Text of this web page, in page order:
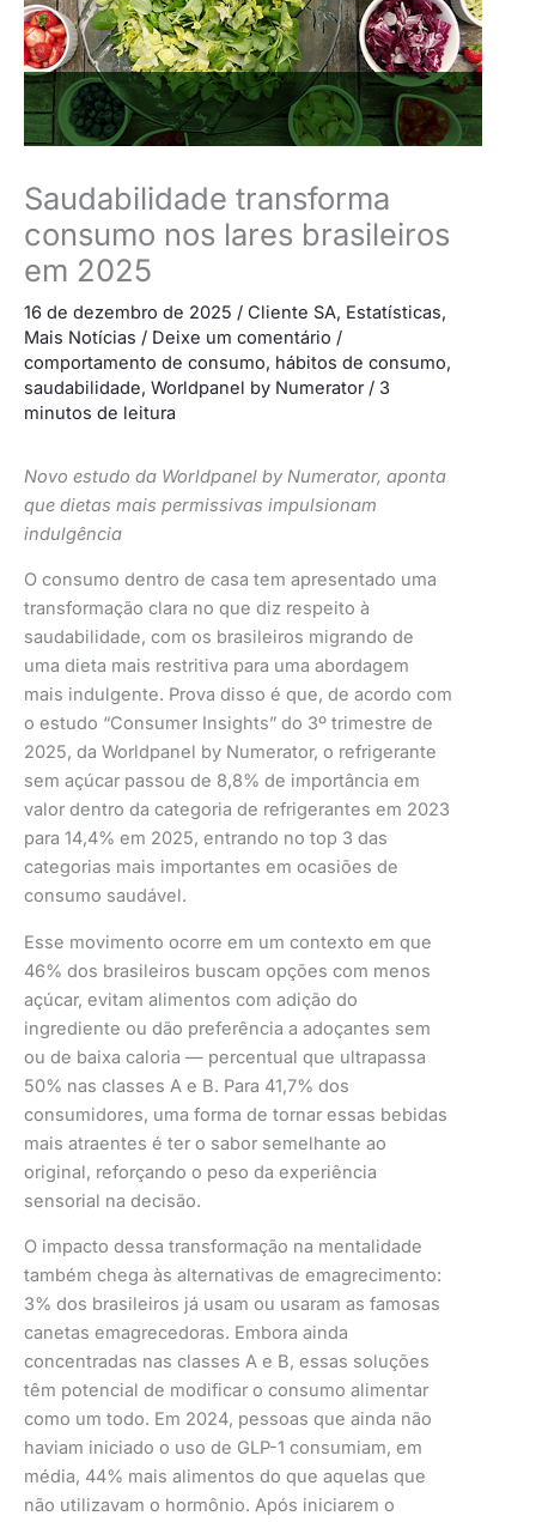
Saudabilidade transforma
consumo nos lares brasileiros
em 2025
16 de dezembro de 2025 / Cliente SA, Estatísticas,
Mais Notícias / Deixe um comentário /
comportamento de consumo, hábitos de consumo,
saudabilidade, Worldpanel by Numerator/ 3
minutos de leitura
Novo estudo da Worldpanel by Numerator, aponta
que dietas mais permissivas impulsionam
indulgência
O consumo dentro de casa tem apresentado uma
transformação clara no que diz respeito à
saudabilidade, com os brasileiros migrando de
uma dieta mais restritiva para uma abordagem
mais indulgente. Prova disso é que, de acordo com
o estudo “Consumer Insights” do 3º trimestre de
2025, da Worldpanel by Numerator, o refrigerante
sem açúcar passou de 8,8% de importância em
valor dentro da categoria de refrigerantes em 2023
para 14,4% em 2025, entrando no top 3 das
categorias mais importantes em ocasiões de
consumo saudável.
Esse movimento ocorre em um contexto em que
46% dos brasileiros buscam opções com menos
açúcar, evitam alimentos com adição do
ingrediente ou dão preferência a adoçantes sem
ou de baixa caloria — percentual que ultrapassa
50% nas classes A e B. Para 41,7% dos
consumidores, uma forma de tornar essas bebidas
mais atraentes é ter o sabor semelhante ao
original, reforçando o peso da experiência
sensorial na decisão.
O impacto dessa transformação na mentalidade
também chega às alternativas de emagrecimento:
3% dos brasileiros já usam ou usaram as famosas
canetas emagrecedoras. Embora ainda
concentradas nas classes A e B, essas soluções
têm potencial de modificar o consumo alimentar
como um todo. Em 2024, pessoas que ainda não
haviam iniciado o uso de GLP-1 consumiam, em
média, 44% mais alimentos do que aquelas que
não utilizavam o hormônio. Após iniciarem o